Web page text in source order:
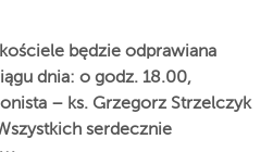
będzie odprawiana
dnia: o godz. 18.00,
– ks. Grzegorz Strzelczyk
serdecznie